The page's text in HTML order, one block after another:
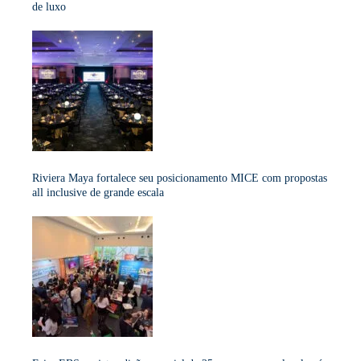
de luxo
Riviera Maya fortalece seu posicionamento MICE com propostas
all inclusive de grande escala